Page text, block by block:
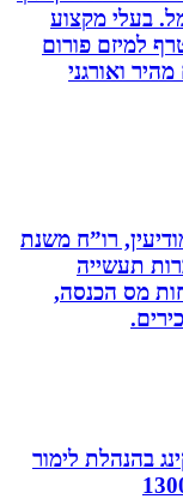
מקצוע
פורום
רו”ח משנת
תעשייה
הכנסה,
לימור